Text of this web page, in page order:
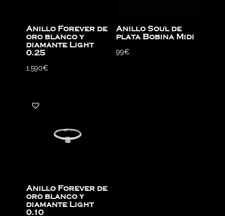
Anillo Forever de
oro blanco y
diamante Light
0.25
1,590€
Anillo Soul de
plata Bobina Midi
99€
Anillo Forever de
oro blanco y
diamante Light
0.10